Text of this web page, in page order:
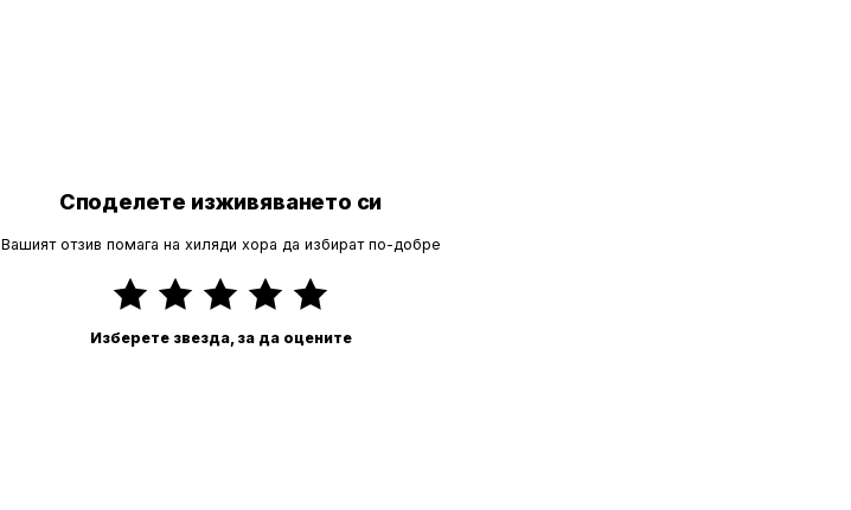
Споделете изживяването си
Вашият отзив помага на хиляди хора да избират по-добре
Изберете звезда, за да оцените